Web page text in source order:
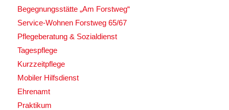
Begegnungsstätte „Am Forstweg“
Service-Wohnen Forstweg 65/67
Pflegeberatung & Sozialdienst
Tagespflege
Kurzzeitpflege
Mobiler Hilfsdienst
Ehrenamt
Praktikum